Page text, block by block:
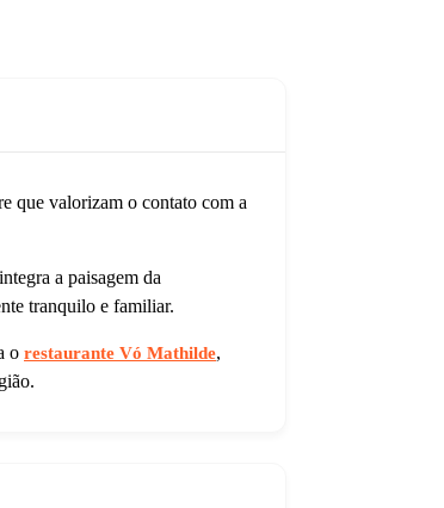
que valorizam o contato com a
a paisagem da
tranquilo e familiar.
o restaurante Vó Mathilde,